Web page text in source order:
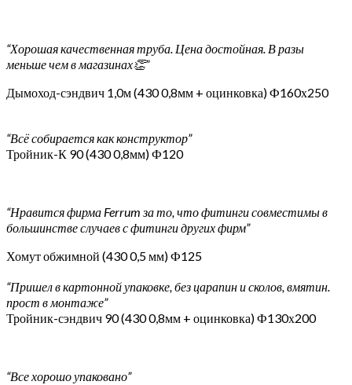
“Хорошая качественная труба. Цена достойная. В разы
меньше чем в магазинах👏”
Дымоход-сэндвич 1,0м (430 0,8мм + оцинковка) Ф160х250
“Всё собирается как конструктор”
Тройник-К 90 (430 0,8мм) Ф120
“Нравится фирма Ferrum за то, что фитинги совместимы в
большинстве случаев с фитинги других фирм”
Хомут обжимной (430 0,5 мм) Ф125
“Пришел в картонной упаковке, без царапин и сколов, вмятин.
прост в монтаже”
Тройник-сэндвич 90 (430 0,8мм + оцинковка) Ф130х200
“Все хорошо упаковано”